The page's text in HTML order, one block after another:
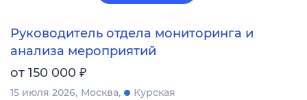
Руководитель отдела мониторинга и
анализа мероприятий
от 150 000 ₽
15 июля 2026 Москва
Курская